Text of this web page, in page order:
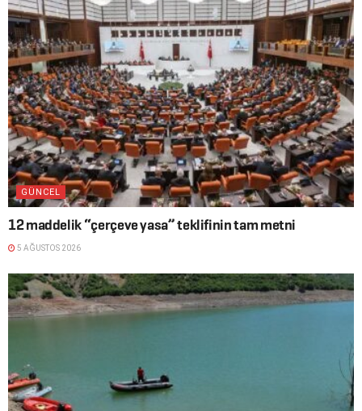
GÜNCEL
12 maddelik “çerçeve yasa” teklifinin tam metni
5 AĞUSTOS 2026